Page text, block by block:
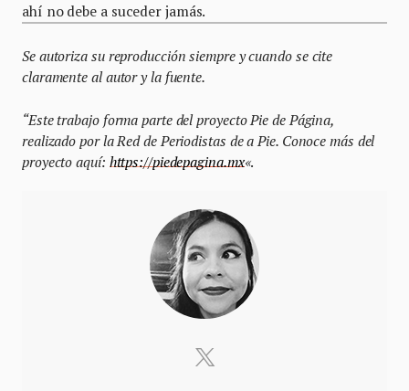
ahí no debe a suceder jamás.
Se autoriza su reproducción siempre y cuando se cite
claramente al autor y la fuente.
“Este trabajo forma parte del proyecto Pie de Página,
realizado por la Red de Periodistas de a Pie. Conoce más del
proyecto aquí: https://piedepagina.mx«.